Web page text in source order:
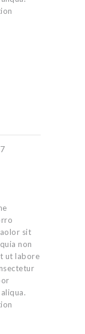
sit
non
ut labore